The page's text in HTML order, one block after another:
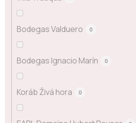
Bodegas Valduero 0
Bodegas Ignacio Marín 0
Koráb Živá hora 0